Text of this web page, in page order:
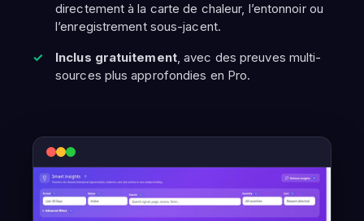
directement à la carte de chaleur, l’entonnoir ou
l’enregistrement sous-jacent.
Inclus gratuitement, avec des preuves multi-
sources plus approfondies en Pro.